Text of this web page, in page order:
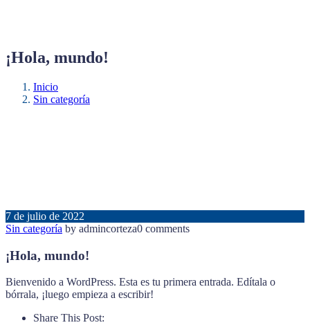
¡Hola, mundo!
Inicio
Sin categoría
7 de julio de 2022
Sin categoría by admincorteza0 comments
¡Hola, mundo!
Bienvenido a WordPress. Esta es tu primera entrada. Edítala o
bórrala, ¡luego empieza a escribir!
Share This Post: